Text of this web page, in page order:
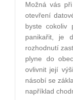
Možná vás
otevření
byste cokoliv
panikařit, je
rozhodnutí
plyne do
ovlivnit její
násobí se
například